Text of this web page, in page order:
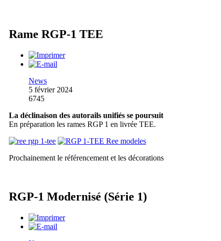
Rame RGP-1 TEE
News
5 février 2024
6745
La déclinaison des autorails unifiés se poursuit
En préparation les rames RGP 1 en livrée TEE.
Prochainement le référencement et les décorations
RGP-1 Modernisé (Série 1)